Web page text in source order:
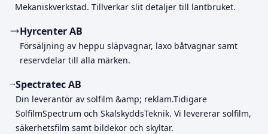
Mekaniskverkstad. Tillverkar slit detaljer till lantbruket.
Hyrcenter AB
Försäljning av heppu släpvagnar, laxo båtvagnar samt
reservdelar till alla märken.
Spectratec AB
Din leverantör av solfilm &amp; reklam.Tidigare
SolfilmSpectrum och SkalskyddsTeknik. Vi levererar solfilm,
säkerhetsfilm samt bildekor och skyltar.